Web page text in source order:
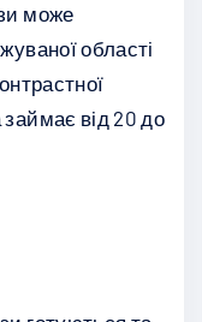
може
області
від 20 до